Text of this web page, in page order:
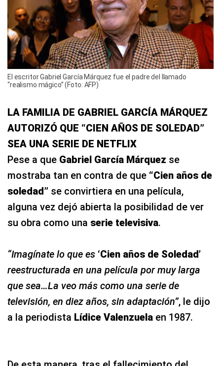
El escritor Gabriel García Márquez fue el padre del llamado
“realismo mágico” (Foto: AFP)
LA FAMILIA DE GABRIEL GARCÍA MÁRQUEZ
AUTORIZÓ QUE “CIEN AÑOS DE SOLEDAD”
SEA UNA SERIE DE NETFLIX
Pese a que Gabriel García Márquez se
mostraba tan en contra de que “Cien años de
soledad” se convirtiera en una película,
alguna vez dejó abierta la posibilidad de ver
su obra como una serie televisiva.
“Imagínate lo que es ‘Cien años de Soledad’
reestructurada en una película por muy larga
que sea…La veo más como una serie de
televisión, en diez años, sin adaptación”, le dijo
a la periodista Lídice Valenzuela en 1987.